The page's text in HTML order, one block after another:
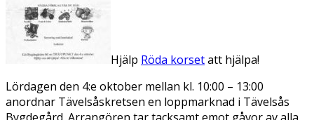
Hjälp Röda korsetatt hjälpa!
Lördagen den 4:e oktober mellan kl. 10:00 – 13:00
anordnar Tävelsåskretsen en loppmarknad i Tävelsås